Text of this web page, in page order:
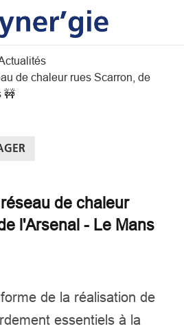
de chaleur rues Scarron, de
🚧
de chaleur
l'Arsenal - Le Mans
de la réalisation de
essentiels à la